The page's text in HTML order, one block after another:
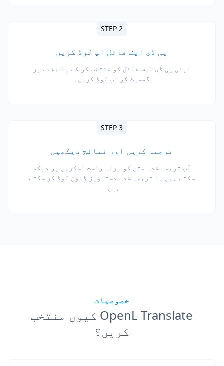
STEP 2
پی ڈی ایف فائل اپ لوڈ کریں
اپنی پی ڈی ایف فائل کو منتخب کر کے یا صفحے پر
گھسیٹ کر اپ لوڈ کریں۔
STEP 3
ترجمہ کریں اور نتائج دیکھیں
آپ ترجمہ شدہ متن کو براہ راست اسکرین پر دیکھ
سکتے ہیں یا ترجمہ شدہ دستاویز ڈاؤن لوڈ کر سکتے
ہیں۔
خصوصیات
OpenL Translate کیوں منتخب
کریں؟